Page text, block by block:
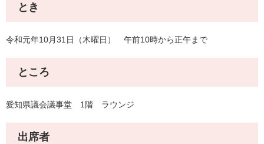
とき
令和元年10月31日（木曜日） 午前10時から正午まで
ところ
愛知県議会議事堂 1階 ラウンジ
出席者